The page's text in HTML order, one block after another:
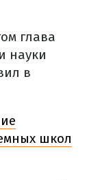
глава
науки
в
школ